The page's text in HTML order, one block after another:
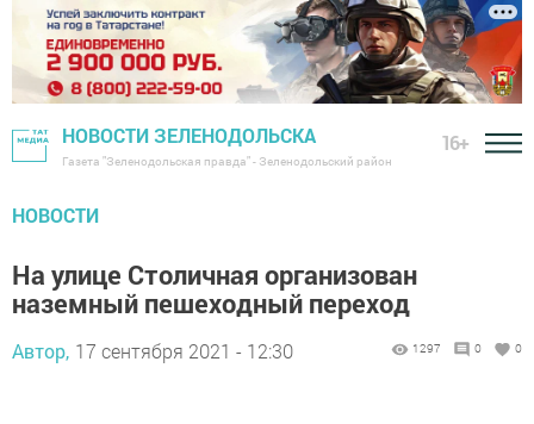
НОВОСТИ ЗЕЛЕНОДОЛЬСКА
Газета "Зеленодольская правда" - Зеленодольский район
16+
НОВОСТИ
На улице Столичная организован
наземный пешеходный переход
Автор, 17 сентября 2021 - 12:30 1297 0 0